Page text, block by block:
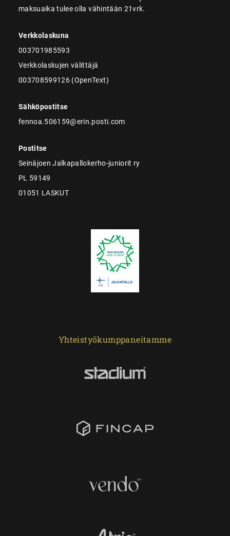
maksuaika tulee olla vähintään 21vrk.
Verkkolaskuna
003701985593
Verkkolaskujen välittäjä
003708599126 (OpenText)
Sähköpostitse
fennoa.506159@erin.posti.com
Postitse
Seinäjoen Jalkapallokerho-juniorit ry
PL 59149
01051 LASKUT
Yhteistyökumppaneitamme